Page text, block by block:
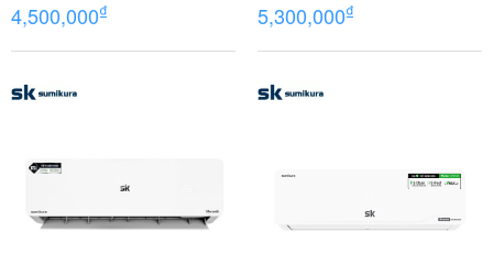
MORANDI
4,500,000₫ 5,300,000₫